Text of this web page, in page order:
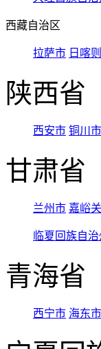
西藏自治区
拉萨市 日喀
陕西省
西安市 铜川市
甘肃省
兰州市 嘉峪
临夏回族自治
青海省
西宁市 海东市